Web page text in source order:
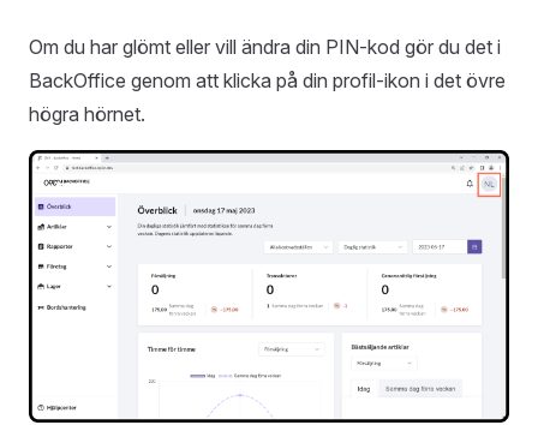
Om du har glömt eller vill ändra din PIN-kod gör du det i
BackOffice genom att klicka på din profil-ikon i det övre
högra hörnet.